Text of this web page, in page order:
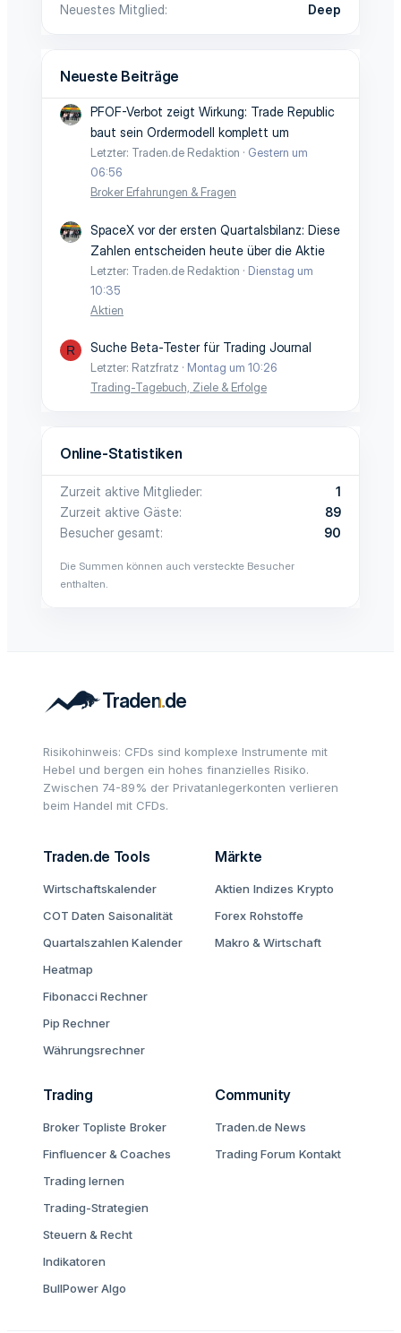
Neuestes Mitglied
Deep
Neueste Beiträge
PFOF-Verbot zeigt Wirkung: Trade Republic
baut sein Ordermodell komplett um
Letzter: Traden.de Redaktion
Gestern um
06:56
Broker Erfahrungen & Fragen
SpaceX vor der ersten Quartalsbilanz: Diese
Zahlen entscheiden heute über die Aktie
Letzter: Traden.de Redaktion
Dienstag um
10:35
Aktien
R Suche Beta-Tester für Trading Journal
Letzter: Ratzfratz
Montag um 10:26
Trading-Tagebuch, Ziele & Erfolge
Online-Statistiken
Zurzeit aktive Mitglieder
1
Zurzeit aktive Gäste
89
Besucher gesamt
90
Die Summen können auch versteckte Besucher
enthalten.
Risikohinweis: CFDs sind komplexe Instrumente mit
Hebel und bergen ein hohes finanzielles Risiko.
Zwischen 74-89% der Privatanlegerkonten verlieren
beim Handel mit CFDs.
Traden.de Tools
Wirtschaftskalender
COT Daten Saisonalität
Quartalszahlen Kalender
Heatmap
Fibonacci Rechner
Pip Rechner
Währungsrechner
Märkte
Aktien Indizes Krypto
Forex Rohstoffe
Makro & Wirtschaft
Trading
Broker Topliste Broker
Finfluencer & Coaches
Trading lernen
Trading-Strategien
Steuern & Recht
Indikatoren
BullPower Algo
Community
Traden.de News
Trading Forum Kontakt